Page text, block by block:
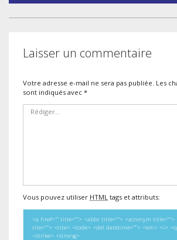
l’article
Laisser un commentaire
Votre adresse e-mail ne sera pas publiée. Les
sont indiqués avec *
Vous pouvez utiliser HTML tags et attributs:
<a href="" title=""> <abbr title=""> <acronym title="">
cite=""> <cite> <code> <del datetime=""> <em> <i>
<strike> <strong>